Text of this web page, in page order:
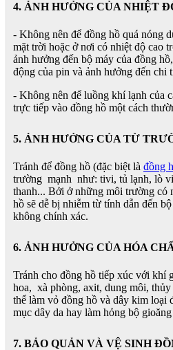
4. ẢNH HƯỞNG CỦA NHIỆT
- Không nên để đồng hồ quá nóng
mặt trời hoặc ở nơi có nhiệt độ cao
ảnh hưởng đến bộ máy của đồng
động của pin và ảnh hưởng đến chi
- Không nên để luồng khí lạnh của
trực tiếp vào đồng hồ một cách
5. ẢNH HƯỞNG CỦA TỪ
Tránh để đồng hồ (đặc biệt là đồng
trường mạnh như: tivi, tủ lạnh, lò
thanh... Bởi ở những môi trường có
hồ sẽ dễ bị nhiễm từ tính dẫn đến
không chính xác.
6. ẢNH HƯỞNG CỦA HÓA
Tránh cho đồng hồ tiếp xúc với khí
hoa, xà phòng, axit, dung môi,
thể làm vỏ đồng hồ và dây kim loại
mục dây da hay làm hỏng bộ
7. BẢO QUẢN VÀ VỆ SINH